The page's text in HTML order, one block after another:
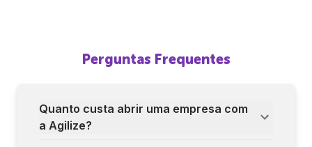
Perguntas Frequentes
Quanto custa abrir uma empresa com
a Agilize?